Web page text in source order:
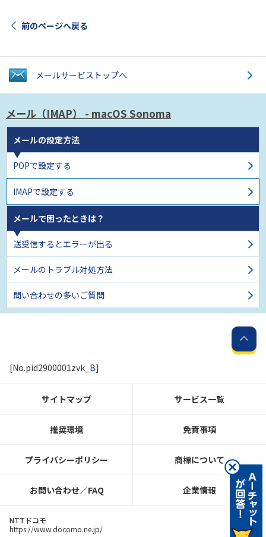
前のページへ戻る
メールサービス トップへ
メール（IMAP） - macOS Sonoma
メールの設定方法
POPで設定する
IMAPで設定する
メールで困ったときは？
送受信するとエラーが出る
メールのトラブル対処方法
問い合わせの多いご質問
[No.pid2900001zvk_ B]
サイトマップ サービス一覧
推奨環境 免責事項
プライバシーポリシー 商標について
お問い合わせ／FAQ 企業情報
NTTドコモ
https://www.docomo.ne.jp/